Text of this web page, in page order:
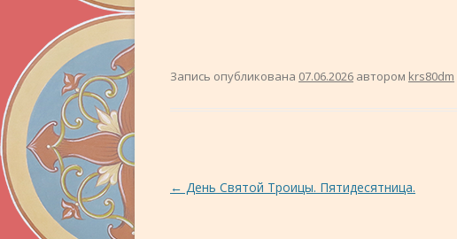
Запись опубликована 07.06.2026 автором krs80dm
Навигация по записям
← День Святой Троицы. Пятидесятница.